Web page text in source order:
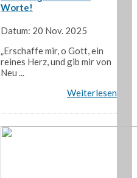
Worte!
Datum: 20 Nov. 2025
„Erschaffe mir, o Gott, ein
reines Herz, und gib mir von
Neu ...
Weiterlesen